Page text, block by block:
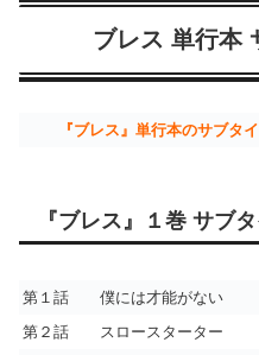
ブレス 単行本
『ブレス』単行本のサブタ
『ブレス』１巻 サブ
第１話 僕には才能がない
第２話 スロースターター